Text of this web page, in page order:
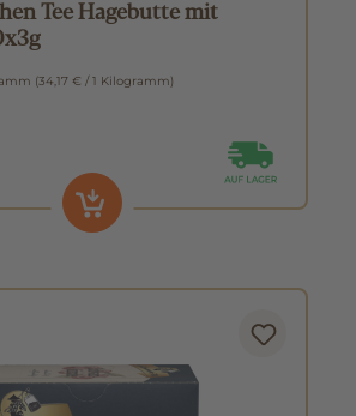
Tee Hagebutte mit
(34,17 € / 1 Kilogramm)